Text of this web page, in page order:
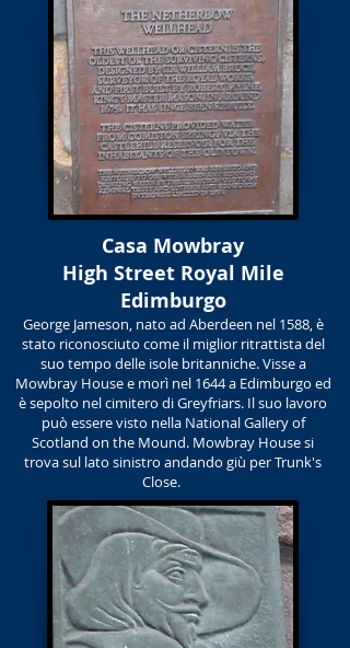
Casa Mowbray
High Street Royal Mile
Edimburgo
George Jameson, nato ad Aberdeen nel 1588, è
stato riconosciuto come il miglior ritrattista del
suo tempo delle isole britanniche. Visse a
Mowbray House e morì nel 1644 a Edimburgo ed
è sepolto nel cimitero di Greyfriars. Il suo lavoro
può essere visto nella National Gallery of
Scotland on the Mound. Mowbray House si
trova sul lato sinistro andando giù per Trunk's
Close.